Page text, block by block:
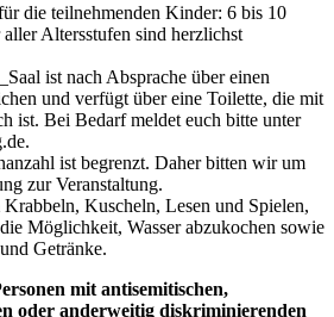
die teilnehmenden Kinder: 6 bis 10
aller Altersstufen sind herzlichst
ist nach Absprache über einen
und verfügt über eine Toilette, die mit
ist. Bei Bedarf meldet euch bitte unter
ist begrenzt. Daher bitten wir um
zur Veranstaltung.
Kuscheln, Lesen und Spielen,
Möglichkeit, Wasser abzukochen sowie
Getränke.
mit antisemitischen,
oder anderweitig diskriminierenden